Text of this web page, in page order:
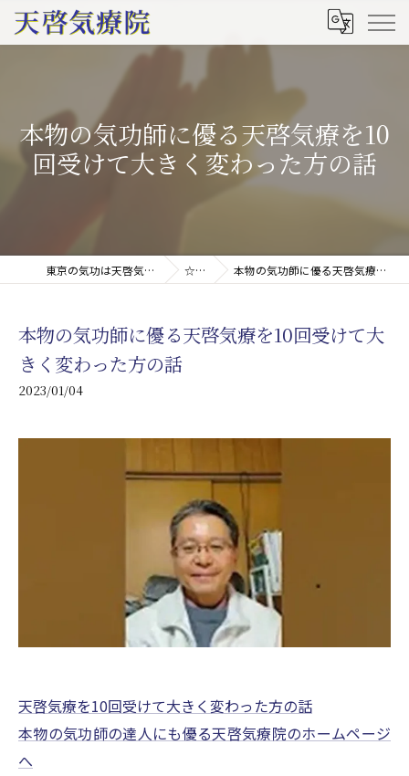
本物の気功師に優る天啓気療を10
回受けて大きく変わった方の話
東京の気功は天啓気療院(天啓気功療法治療院) ☆ブログ 本物の気功師に優る天啓気療を10回受けて大きく変わった方の話
本物の気功師に優る天啓気療を10回受けて大
きく変わった方の話
2023/01/04
天啓気療を10回受けて大きく変わった方の話
本物の気功師の達人にも優る天啓気療院のホームページ
へ